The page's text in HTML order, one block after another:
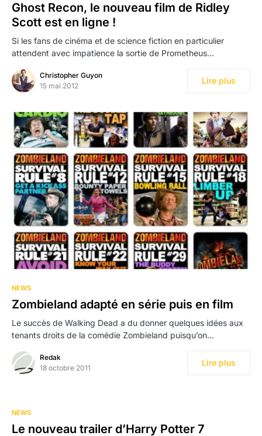
Ghost Recon, le nouveau film de Ridley
Scott est en ligne !
Si les fans de cinéma et de science fiction en particulier
attendent avec impatience la sortie de Prometheus…
Christopher Guyon
15 mai 2012
Lire plus
NEWS
Zombieland adapté en série puis en film
Le succès de Walking Dead a du donner quelques idées aux
tenants droits de la comédie Zombieland puisqu’on…
Redak
18 octobre 2011
Lire plus
NEWS
Le nouveau trailer d’Harry Potter 7